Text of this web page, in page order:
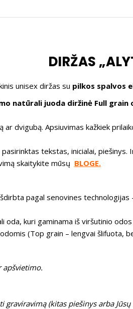
DIRŽAS
unisex diržas su pilkos spalvos
natūrali juoda diržinė Full grain
ar dvigubą. Apsiuvimas kažkiek
tekstas, inicialai,
skaitykite mūsų BLOGE.
pagal senovines
oda, kuri gaminama iš viršutinio
(Top grain – lengvai šlifuota,
apšvietimo.
(kitas piešinys arba